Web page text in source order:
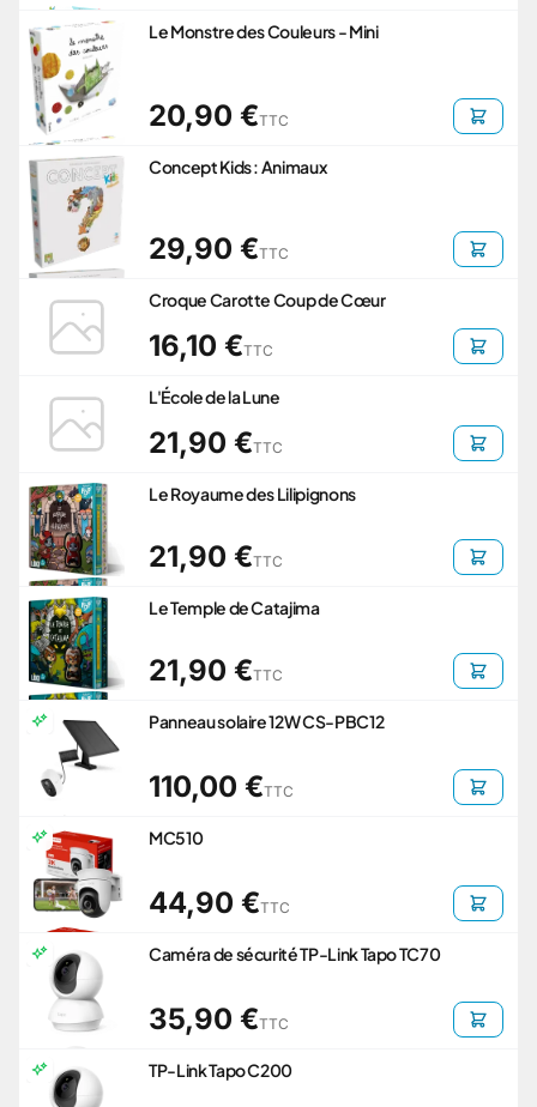
Le Monstre des Couleurs - Mini
20,90 €TTC
Concept Kids : Animaux
29,90 €TTC
Croque Carotte Coup de Cœur
16,10 €TTC
L'École de la Lune
21,90 €TTC
Le Royaume des Lilipignons
21,90 €TTC
Le Temple de Catajima
21,90 €TTC
Panneau solaire 12W CS-PBC12
110,00 €TTC
MC510
44,90 €TTC
Caméra de sécurité TP-Link Tapo TC70
35,90 €TTC
TP-Link Tapo C200